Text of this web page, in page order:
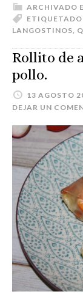
ARCHIVADO
LANGOSTINOS
Rollito de
pollo.
13 AGOSTO
DEJAR UN